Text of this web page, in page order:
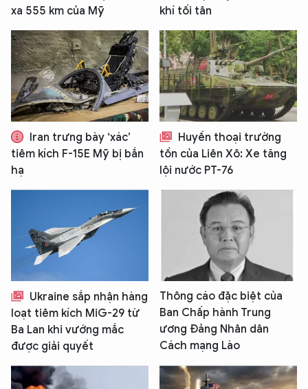
xa 555 km của Mỹ
khí tối tân
Iran trưng bày ‘xác’
tiêm kích F-15E Mỹ bị bắn
hạ
Huyền thoại trường
tồn của Liên Xô: Xe tăng
lội nước PT-76
Ukraine sắp nhận hàng
loạt tiêm kích MiG-29 từ
Ba Lan khi vướng mắc
được giải quyết
Thông cáo đặc biệt của
Ban Chấp hành Trung
ương Đảng Nhân dân
Cách mạng Lào
TÔI LÀ CHATBOT CỦA
Hãy hỏi tôi bất kỳ điều gì bạn cần biết về
An Ninh Thủ Đô nhé. Tôi sẵn sàng hỗ trợ!